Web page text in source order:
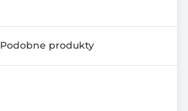
Podobne produkty